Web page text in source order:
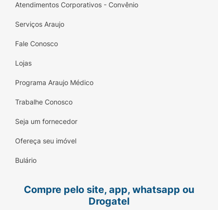
Atendimentos Corporativos - Convênio
Serviços Araujo
Fale Conosco
Lojas
Programa Araujo Médico
Trabalhe Conosco
Seja um fornecedor
Ofereça seu imóvel
Bulário
Compre pelo site, app, whatsapp ou
Drogatel